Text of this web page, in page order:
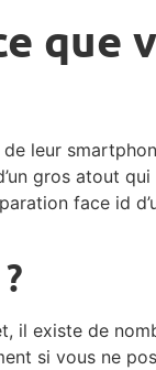
que
leur
gros atout
face id
il existe de
si vous ne